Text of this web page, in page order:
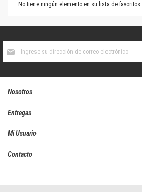
No tiene ningún elemento en su lista de favoritos.
boletín
Nosotros
Entregas
Mi Usuario
Contacto